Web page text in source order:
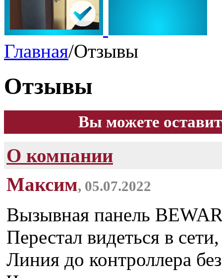
Главная/Отзывы
Отзывы
Вы можете
О компании
Максим, 05.07.2022
Вызывная панель
Перестал видеться в
Линия до контроллера